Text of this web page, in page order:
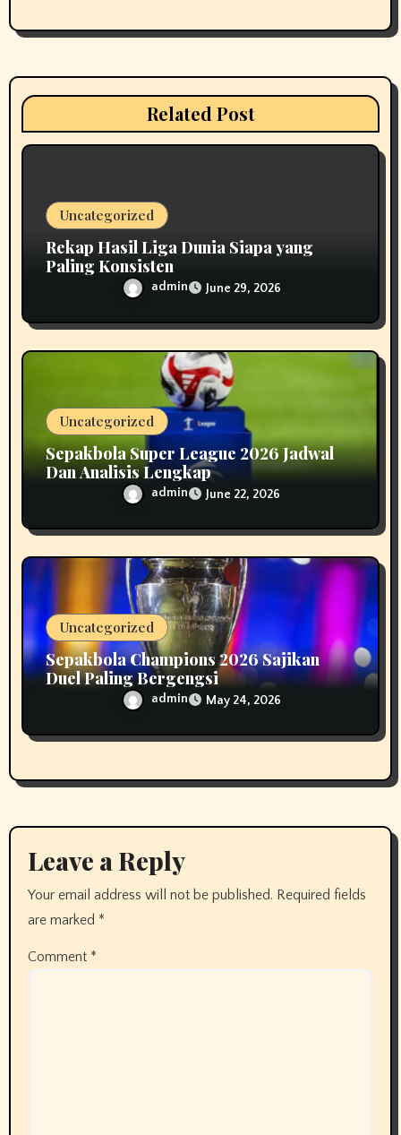
g
Related Post
Uncategorized
Rekap Hasil Liga Dunia Siapa yang
Paling Konsisten
admin June 29, 2026
Uncategorized
Sepakbola Super League 2026 Jadwal
Dan Analisis Lengkap
admin June 22, 2026
Uncategorized
Sepakbola Champions 2026 Sajikan
Duel Paling Bergengsi
admin May 24, 2026
Leave a Reply
Your email address will not be published. Required fields
are marked *
Comment *